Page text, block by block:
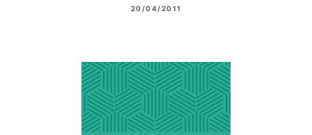
20/04/2011